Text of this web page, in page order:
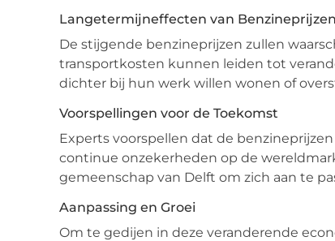
Langetermijneffecten van Benzineprijzen
De stijgende benzineprijzen zullen
transportkosten kunnen leiden tot
dichter bij hun werk willen wonen of
Voorspellingen voor de Toekomst
Experts voorspellen dat de
continue onzekerheden op de
gemeenschap van Delft om zich aan te
Aanpassing en Groei
Om te gedijen in deze veranderende